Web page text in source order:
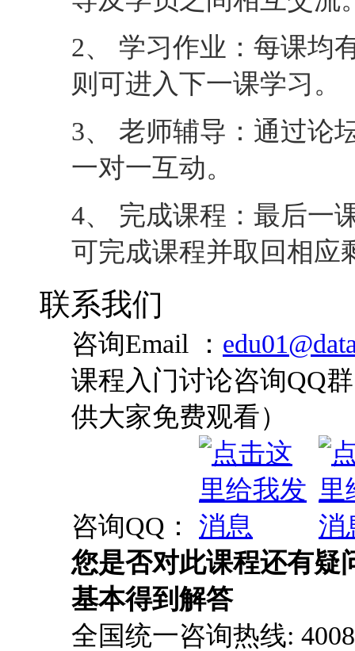
2、 学习作业：每课均
则可进入下一课学习。
3、 老师辅导：通过论
一对一互动。
4、 完成课程：最后一
可完成课程并取回相应
联系我们
咨询Email ：
课程入门讨论咨询QQ
供大家免费观看）
咨询QQ：
您是否对此课程还有疑
基本得到解答
全国统一咨询热线: